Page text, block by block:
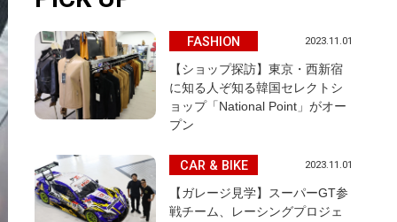
FASHION 2023.11.01
【ショップ探訪】東京・西新宿
に知る人ぞ知る韓国セレクトシ
ョップ「National Point」がオー
プン
CAR & BIKE 2023.11.01
【ガレージ見学】スーパーGT参
戦チーム、レーシングプロジェ